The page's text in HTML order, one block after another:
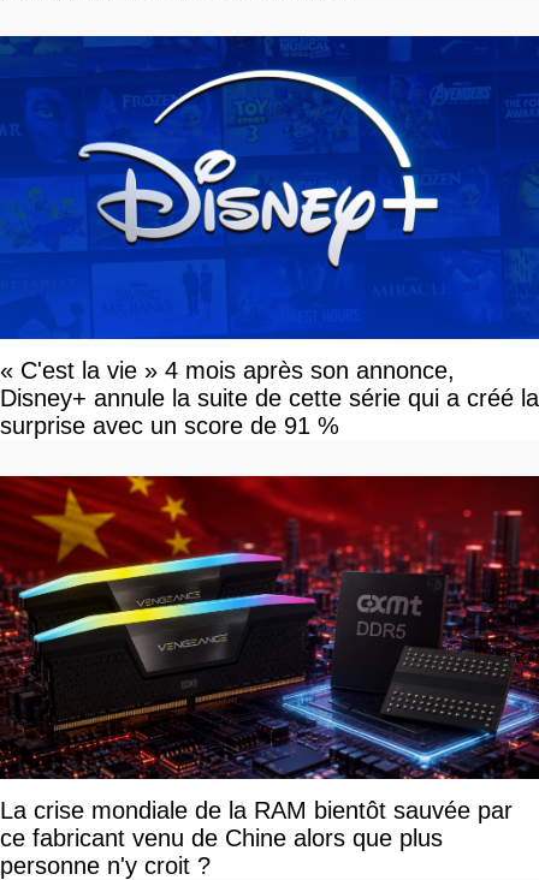
« C'est la vie » 4 mois après son annonce,
Disney+ annule la suite de cette série qui a créé la
surprise avec un score de 91 %
La crise mondiale de la RAM bientôt sauvée par
ce fabricant venu de Chine alors que plus
personne n'y croit ?